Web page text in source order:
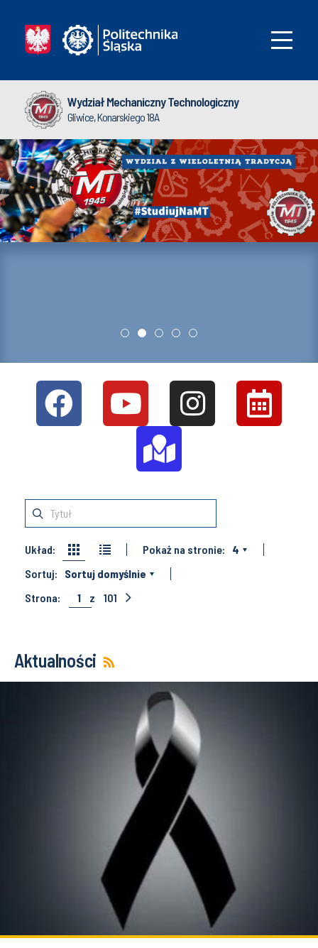
Wydział Mechaniczny Technologiczny
Gliwice, Konarskiego 18A
Układ: Pokaż na stronie:
4
Sortuj:
Sortuj domyślnie
Strona:
1 z 101
Aktualności